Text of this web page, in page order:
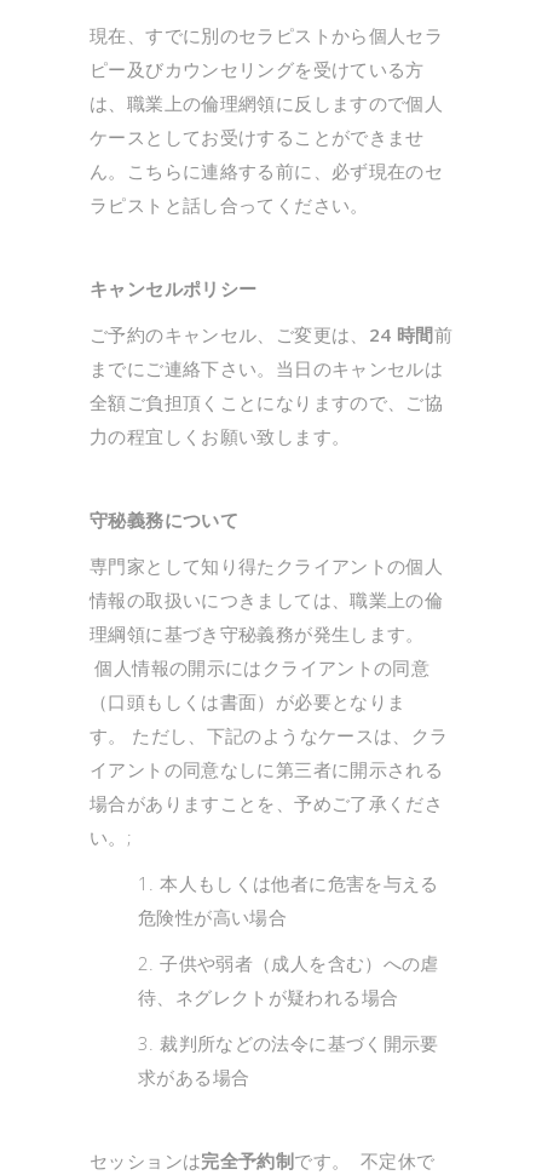
現在、すでに別のセラピストから個人セラ
ピー及びカウンセリングを受けている方
は、職業上の倫理網領に反しますので個人
ケースとしてお受けすることができませ
ん。こちらに連絡する前に、必ず現在のセ
ラピストと話し合ってください。
キャンセルポリシー
ご予約のキャンセル、ご変更は、 24 時間前
までにご連絡下さい。当日のキャンセルは
全額ご負担頂くことになりますので、ご協
力の程宜しくお願い致します。
守秘義務について
専門家として知り得たクライアントの個人
情報の取扱いにつきましては、職業上の倫
理綱領に基づき守秘義務が発生します。
個人情報の開示にはクライアントの同意
（口頭もしくは書面）が必要となりま
す。 ただし、下記のようなケースは、クラ
イアントの同意なしに第三者に開示される
場合がありますことを、予めご了承くださ
い。;
1. 本人もしくは他者に危害を与える
危険性が高い場合
2. 子供や弱者（成人を含む）への虐
待、ネグレクトが疑われる場合
3. 裁判所などの法令に基づく開示要
求がある場合
セッションは完全予約制です。 不定休で